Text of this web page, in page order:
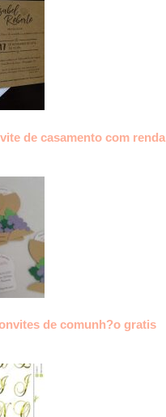
de casamento com renda
de comunh?o gratis